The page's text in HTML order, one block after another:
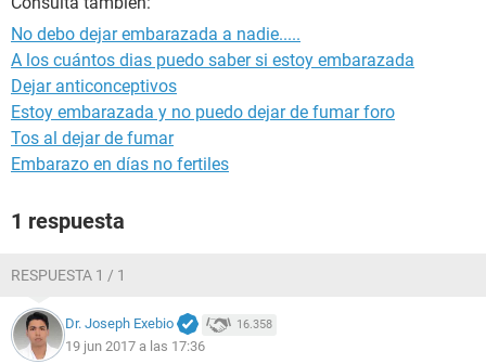
No debo dejar embarazada a nadie.....
A los cuántos dias puedo saber si estoy embarazada
Dejar anticonceptivos
Estoy embarazada y no puedo dejar de fumar foro
Tos al dejar de fumar
Embarazo en días no fertiles
1 respuesta
RESPUESTA 1 / 1
Dr. Joseph Exebio 16.358
19 jun 2017 a las 17:36